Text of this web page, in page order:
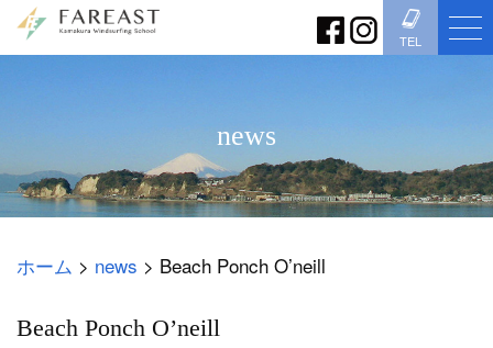
TEL
news
ホーム > news > Beach Ponch O’neill
Beach Ponch O’neill